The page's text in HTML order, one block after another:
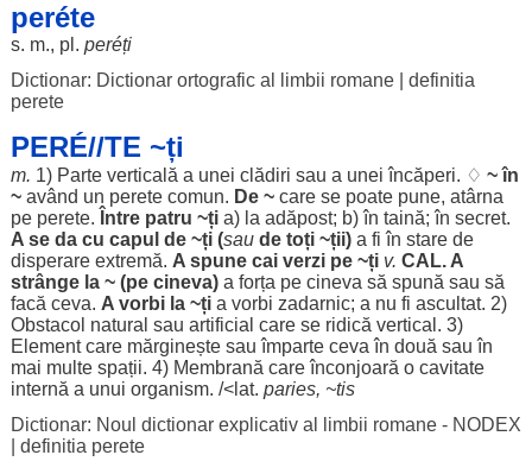
peréte
s. m., pl. peréți
Dictionar: Dictionar ortografic al limbii romane| definitia
perete
PERÉ//TE ~ți
m. 1) Parte verticală a unei clădiri sau a uneiîncăperi. ♢ ~ în
~ având un perete comun. De ~care se poatepune, atârna
pe perete. Între patru ~ția) la adăpost; b) în taină; în secret.
A se da cu capul de ~ți (saude toți ~ții)a fi în starede
disperare extremă. A spune cai verzipe ~ți v. CAL. A
strângela ~ (pe cineva) a forța pe cineva să spună sau să
facă ceva. A vorbila ~ția vorbi zadarnic; a nu fi ascultat. 2)
Obstacol natural sau artificial care se ridică vertical . 3)
Elementcare mărgineștesauîmparteceva în două sau în
mai multe spații. 4) Membrană careînconjoară o cavitate
internă a unui organism. /<lat. paries, ~tis
Dictionar: Noul dictionar explicativ al limbii romane - NODEX
definitia perete